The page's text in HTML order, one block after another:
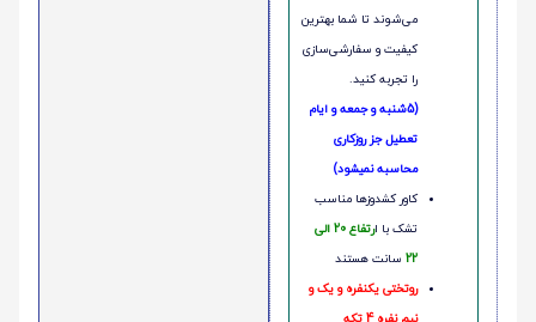
می‌شوند تا شما بهترین
کیفیت و سفارشی‌سازی
را تجربه کنید.
(5شنبه و جمعه و ایام
تعطیل جز روزکاری
محاسبه نمیشود)
کاور کشدوزها مناسب
تشک با ا
رتفاع 20 الی
22 سانت هستند
روتختی یکنفره و یک و